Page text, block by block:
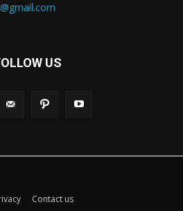
US
Contact us